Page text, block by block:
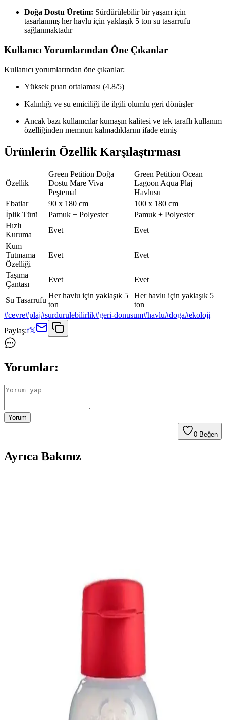
Doğa Dostu Üretim: Sürdürülebilir bir yaşam için
tasarlanmış her havlu için yaklaşık 5 ton su tasarrufu
sağlanmaktadır
Kullanıcı Yorumlarından Öne Çıkanlar
Kullanıcı yorumlarından öne çıkanlar:
Yüksek puan ortalaması (4.8/5)
Kalınlığı ve su emiciliği ile ilgili olumlu geri dönüşler
Ancak bazı kullanıcılar kumaşın kalitesi ve tek taraflı kullanım
özelliğinden memnun kalmadıklarını ifade etmiş
Ürünlerin Özellik Karşılaştırması
Özellik
Green Petition Doğa
Dostu Mare Viva
Peştemal
Green Petition Ocean
Lagoon Aqua Plaj
Havlusu
Ebatlar
90 x 180 cm
100 x 180 cm
İplik Türü
Pamuk + Polyester
Pamuk + Polyester
Hızlı
Kuruma
Evet
Evet
Kum
Tutmama
Özelliği
Evet Evet
Taşıma
Çantası
Evet Evet
Su Tasarrufu
Her havlu için yaklaşık 5
ton
Her havlu için yaklaşık 5
ton
#cevre#plaj#surdurulebilirlik#geri-donusum#havlu#doga#ekoloji
Paylaş:f𝕏
Yorumlar:
Yorum
0 Beğen
Ayrıca Bakınız
Yaklaşımlar ve Sürdürülebilirlik
Ayakkabı dolapları, şeffaf kutularla estetik ve fonksiyonel hale
gelirken, aşırı tüketim ve çevresel etkiler sürdürülebilir yaklaşımlarla
dengeleniyor. Düzen ve çevre bilinci ön planda.
Puma 84749401 Ess Solid Windbreaker Kadınlar
İçin Şehir ve Spor Kullanımı İçin Uygun
Puma 84749401 Ess Solid Windbreaker, modern tasarımı ve
teknolojik özellikleriyle şehir hayatında şıklık ve konfor sunar, su
geçirmez, sıcak tutar ve nefes alabilir özellikleriyle öne çıkar.
Genel Markalar Naylon Kullan At Tek Şanti Krema
Sıkma Torbası İncelemesi ve Kullanım Avantajları